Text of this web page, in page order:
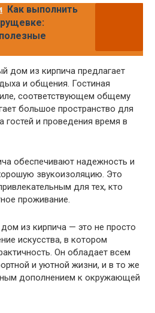
Как выполнить
дом из кирпича предлагает
и общения. Гостиная
соответствующем общему
большое пространство для
гостей и проведения время в
обеспечивают надежность и
звукоизоляцию. Это
для тех, кто
проживание.
из кирпича — это не просто
искусства, в котором
Он обладает всем
и уютной жизни, и в то же
дополнением к окружающей